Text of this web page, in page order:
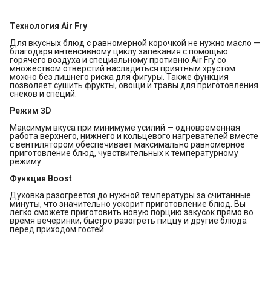
Технология Air Fry
Для вкусных блюд с равномерной корочкой не нужно масло —
благодаря интенсивному циклу запекания с помощью
горячего воздуха и специальному противню Air Fry co
множеством отверстий насладиться приятным хрустом
можно без лишнего риска для фигуры. Также функция
позволяет сушить фрукты, овощи и травы для приготовления
снеков и специй.
Режим 3D
Максимум вкуса при минимуме усилий — одновременная
работа верхнего, нижнего и кольцевого нагревателей вместе
с вентилятором обеспечивает максимально равномерное
приготовление блюд, чувствительных к температурному
режиму.
Функция Boost
Духовка разогреется до нужной температуры за считанные
минуты, что значительно ускорит приготовление блюд. Вы
легко сможете приготовить новую порцию закусок прямо во
время вечеринки, быстро разогреть пиццу и другие блюда
перед приходом гостей.